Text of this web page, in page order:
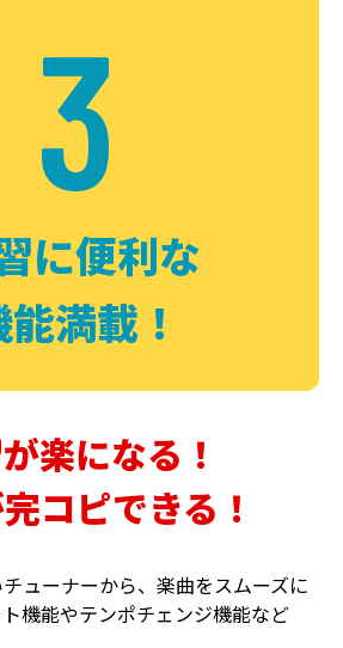
PHASER
3
に便利な
満載！
楽になる！
コピできる！
ューナーから、楽曲をスムーズに
機能やテンポチェンジ機能など